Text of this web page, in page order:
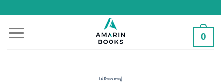
to
content
0
ไม่มีหมวดหมู่